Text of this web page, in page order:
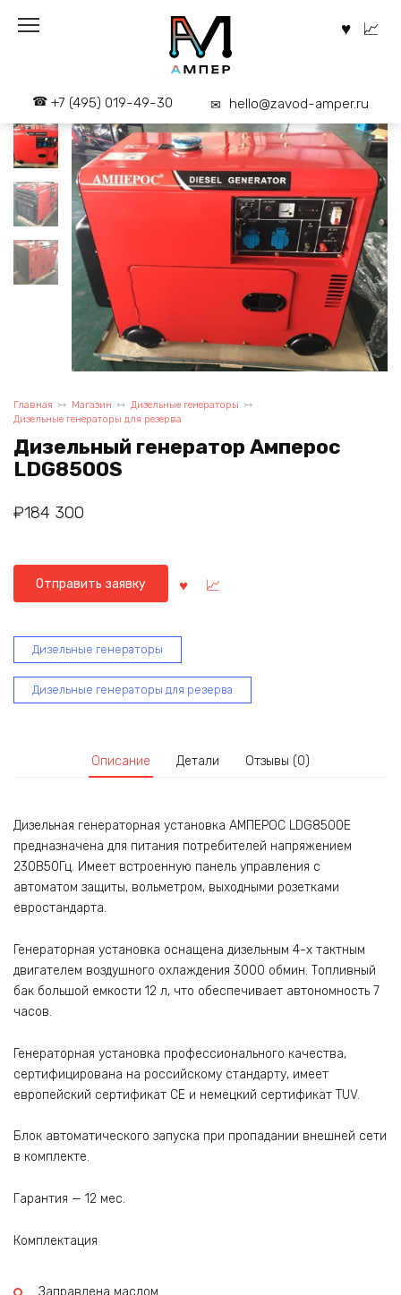
+7 (495) 019-49-30 hello@zavod-amper.ru
Главная Магазин
Дизельные генераторы
Дизельные генераторы для резерва
Дизельный генератор Амперос
LDG8500S
₽184 300
Отправить заявку
Дизельные генераторы
Дизельные генераторы для резерва
Описание Детали Отзывы (0)
Дизельная генераторная установка АМПЕРОС LDG8500E
предназначена для питания потребителей напряжением
230В50Гц. Имеет встроенную панель управления с
автоматом защиты, вольметром, выходными розетками
евростандарта.
Генераторная установка оснащена дизельным 4-х тактным
двигателем воздушного охлаждения 3000 обмин. Топливный
бак большой емкости 12 л, что обеспечивает автономность 7
часов.
Генераторная установка профессионального качества,
сертифицирована на российскому стандарту, имеет
европейский сертификат CE и немецкий сертификат TUV.
Блок автоматического запуска при пропадании внешней сети
в комплекте.
Гарантия — 12 мес.
Комплектация
Заправлена маслом